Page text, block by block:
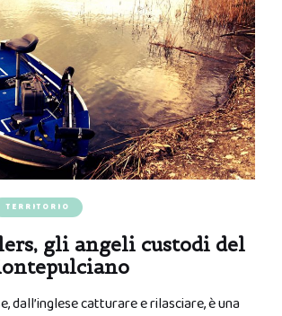
TERRITORIO
gli angeli custodi del
dall’inglese catturare e rilasciare, è una